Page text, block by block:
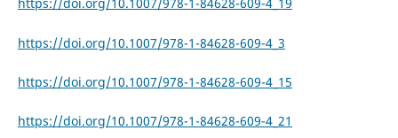
https://doi.org/10.1007/978-1-84628-609-4_19
https://doi.org/10.1007/978-1-84628-609-4_3
https://doi.org/10.1007/978-1-84628-609-4_15
https://doi.org/10.1007/978-1-84628-609-4_21